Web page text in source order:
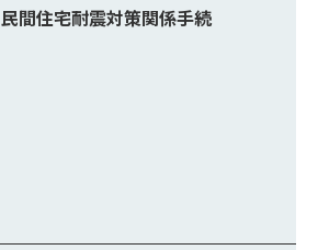
民間住宅耐震対策関係手続